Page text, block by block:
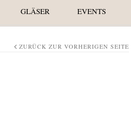
GLÄSER EVENTS
ZURÜCK ZUR VORHERIGEN SEITE